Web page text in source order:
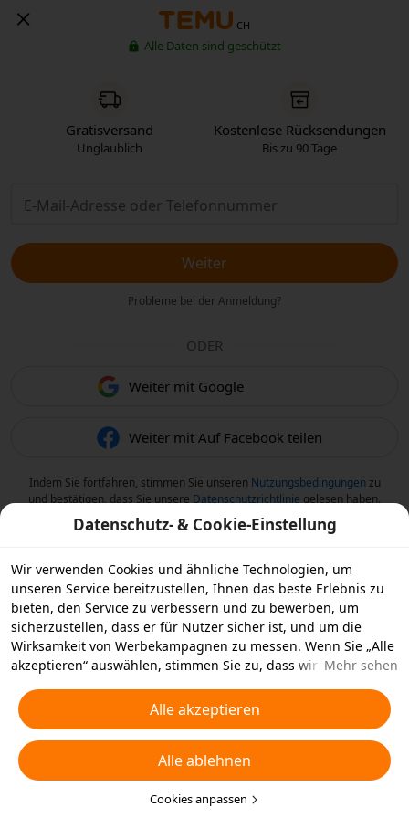
CH
Alle Daten sind geschützt
Gratisversand
Unglaublich
Kostenlose Rücksendungen
Bis zu 90 Tage
Weiter
Probleme bei der Anmeldung?
ODER
Weiter mit Google
Weiter mit Auf Facebook teilen
Indem Sie fortfahren, stimmen Sie unseren Nutzungsbedingungen zu
und bestätigen, dass Sie unsere Datenschutzrichtlinie gelesen haben.
Datenschutz- & Cookie-Einstellung
Wir verwenden Cookies und ähnliche Technologien, um
unseren Service bereitzustellen, Ihnen das beste Erlebnis zu
bieten, den Service zu verbessern und zu bewerben, um
sicherzustellen, dass er für Nutzer sicher ist, und um die
Wirksamkeit von Werbekampagnen zu messen. Wenn Sie „Alle
akzeptieren“ auswählen, stimmen Sie zu, dass wir und die
ähnliche Technologien für Werbezwecke auf Ihrem Gerät
speichern. Alternativ können Sie auch über „Alle ablehnen“
nicht notwendige Cookies ablehnen oder auswählen, welche
Arten von Cookies Sie akzeptieren oder deaktivieren möchten,
indem Sie unten oder jederzeit in Ihren
Datenschutzeinstellungen auf „Cookies anpassen“ klicken.
Mehr sehen
Alle akzeptieren
Alle ablehnen
Cookies anpassen